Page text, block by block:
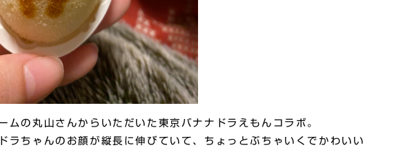
ムの丸山さんからいただいた東京バナナドラえもんコラボ。
ラちゃんのお顔が縦長に伸びていて、ちょっとぶちゃいくでかわいい